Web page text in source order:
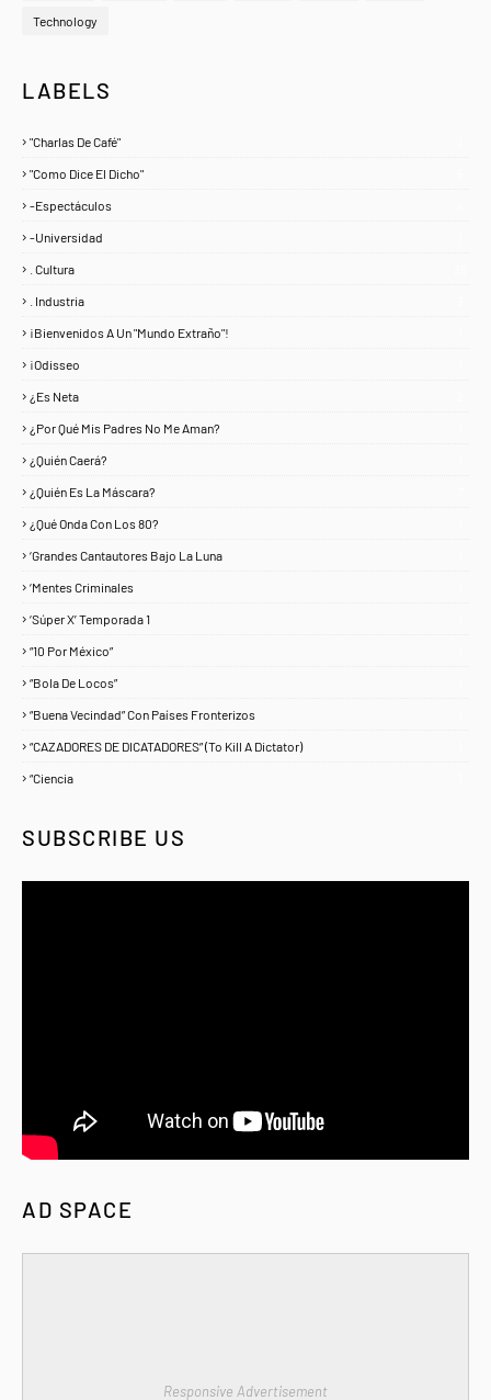
Technology
LABELS
"Charlas De Café"
"Como Dice El Dicho"
-Espectáculos
-Universidad
. Cultura
. Industria
¡Bienvenidos A Un "Mundo Extraño"!
¡Odisseo
¿Es Neta
¿Por Qué Mis Padres No Me Aman?
¿Quién Caerá?
¿Quién Es La Máscara?
¿Qué Onda Con Los 80?
‘Grandes Cantautores Bajo La Luna
‘Mentes Criminales
‘Súper X’ Temporada 1
“10 Por México”
“Bola De Locos”
“Buena Vecindad” Con Países Fronterizos
“CAZADORES DE DICATADORES” (To Kill A Dictator)
“Ciencia
SUBSCRIBE US
AD SPACE
Responsive Advertisement